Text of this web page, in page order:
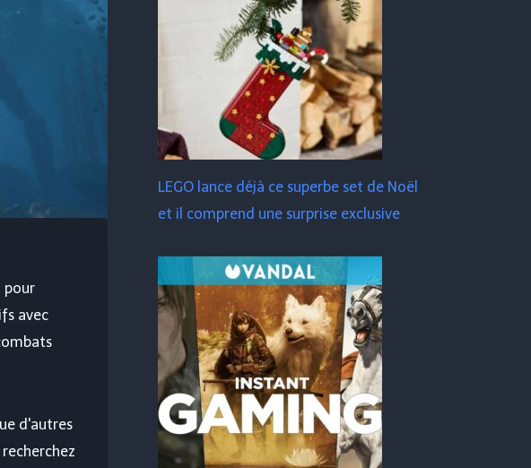
pour
avec
d'autres
LEGO lance déjà ce superbe set de Noël
et il comprend une surprise exclusive